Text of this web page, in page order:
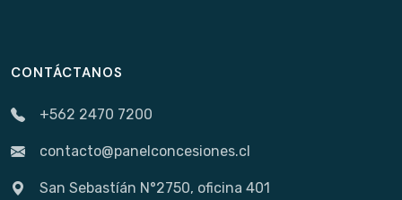
CONTÁCTANOS
+562 2470 7200
contacto@panelconcesiones.cl
San Sebastíán N°2750, oficina 401